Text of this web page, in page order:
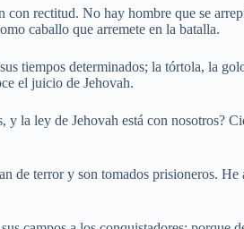
con rectitud. No hay hombre que se
caballo que arremete en la batalla.
tiempos determinados; la tórtola, la
el juicio de Jehovah.
y la ley de Jehovah está con nosotros?
de terror y son tomados prisioneros.